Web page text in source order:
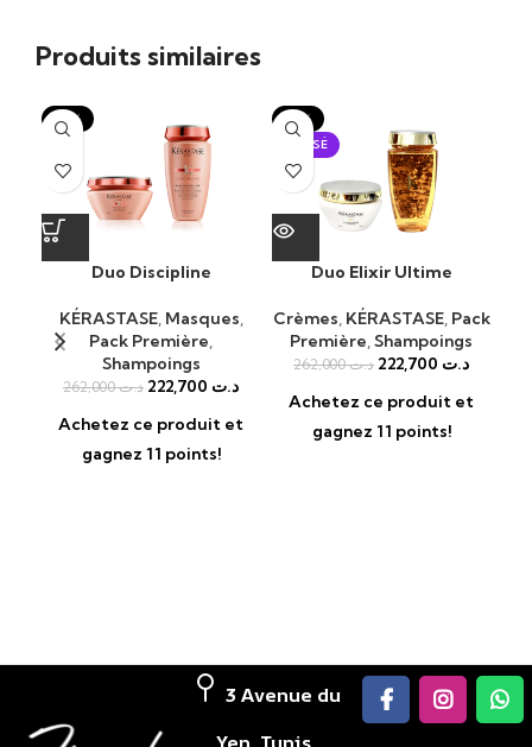
Produits similaires
-15%
Duo Discipline
KÉRASTASE, Masques,
Pack Première,
Shampoings
د.ت262,000 د.ت
Achetez ce produit et
gagnez 11 points!
-15%
ÉPUISÉ
Duo Elixir Ultime
Crèmes, KÉRASTASE, Pack
Première,Shampoings
د.ت262,000 د.ت
Achetez ce produit et
gagnez 11 points!
3 Avenue du